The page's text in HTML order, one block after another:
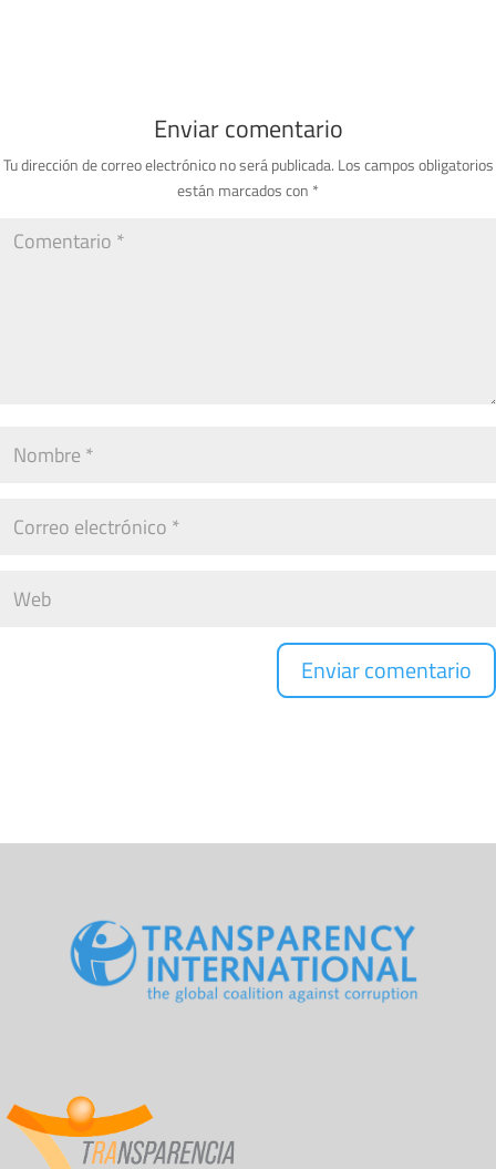
Enviar comentario
Tu dirección de correo electrónico no será publicada. Los campos obligatorios
están marcados con *